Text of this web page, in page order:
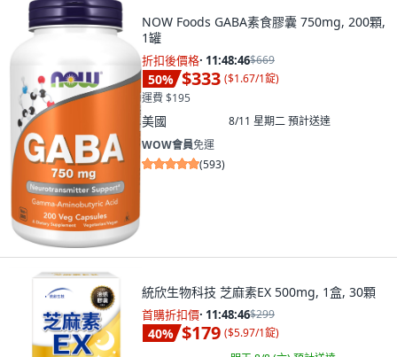
NOW Foods GABA素食膠囊 750mg, 200顆,
1罐
折扣後價格· 11:48:45$669
50% $333 ($1.67/1錠)
運費 $195
美國 8/11 星期二預計送達
WOW會員免運
(593)
統欣生物科技 芝麻素EX 500mg, 1盒, 30顆
首購折扣價· 11:48:45$299
40% $179 ($5.97/1錠)